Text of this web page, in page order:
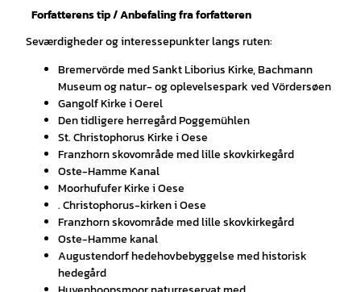
Forfatterens tip / Anbefaling fra forfatteren
Seværdigheder og interessepunkter langs ruten:
Bremervörde med Sankt Liborius Kirke, Bachmann
Museum og natur- og oplevelsespark ved Vördersøen
Gangolf Kirke i Oerel
Den tidligere herregård Poggemühlen
St. Christophorus Kirke i Oese
Franzhorn skovområde med lille skovkirkegård
Oste-Hamme Kanal
Moorhufufer Kirke i Oese
. Christophorus-kirken i Oese
Franzhorn skovområde med lille skovkirkegård
Oste-Hamme kanal
Augustendorf hedehovbebyggelse med historisk
hedegård